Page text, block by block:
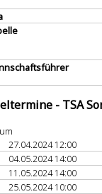
- TSA
27.04.2024 12:00
04.05.2024 14:00
11.05.2024 14:00
25.05.2024 10:00